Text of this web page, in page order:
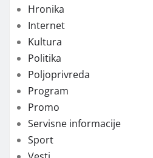
Hronika
Internet
Kultura
Politika
Poljoprivreda
Program
Promo
Servisne informacije
Sport